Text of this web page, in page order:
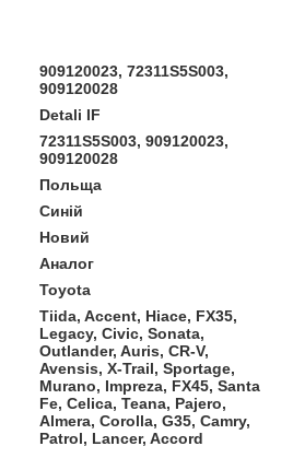
909120023, 72311S5S003,
909120028
Detali IF
72311S5S003, 909120023,
909120028
Польща
Синій
Новий
Аналог
Toyota
Tiida, Accent, Hiace, FX35,
Legacy, Civic, Sonata,
Outlander, Auris, CR-V,
Avensis, X-Trail, Sportage,
Murano, Impreza, FX45, Santa
Fe, Celica, Teana, Pajero,
Almera, Corolla, G35, Camry,
Patrol, Lancer, Accord